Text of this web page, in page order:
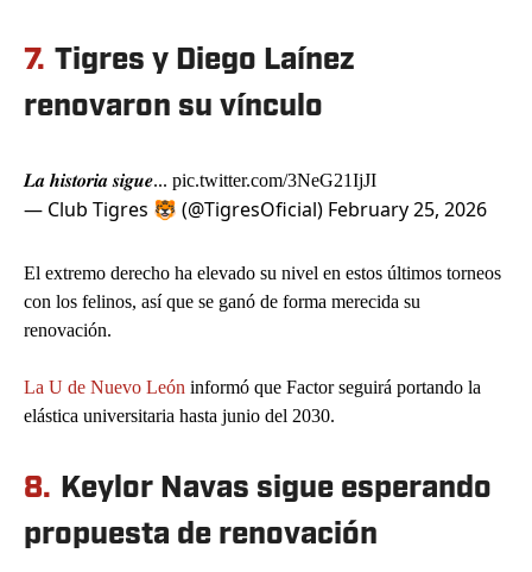
7. Tigres y Diego Laínez
renovaron su vínculo
𝑳𝒂 𝒉𝒊𝒔𝒕𝒐𝒓𝒊𝒂 𝒔𝒊𝒈𝒖𝒆... pic.twitter.com/3NeG21IjJI
— Club Tigres 🐯 (@TigresOficial) February 25, 2026
El extremo derecho ha elevado su nivel en estos últimos torneos
con los felinos, así que se ganó de forma merecida su
renovación.
La U de Nuevo León informó que Factor seguirá portando la
elástica universitaria hasta junio del 2030.
8. Keylor Navas sigue esperando
propuesta de renovación